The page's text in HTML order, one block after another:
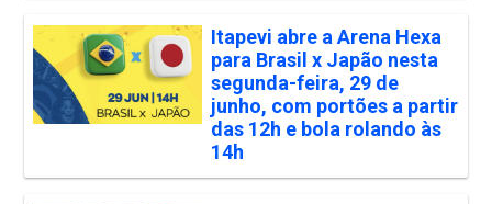
Itapevi abre a Arena Hexa
para Brasil x Japão nesta
segunda-feira, 29 de
junho, com portões a partir
das 12h e bola rolando às
14h